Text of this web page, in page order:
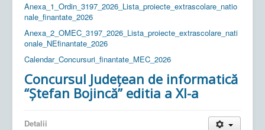
Anexa_1_Ordin_3197_2026_Lista_proiecte_extrascolare_natio
nale_finantate_2026
Anexa_2_OMEC_3197_2026_Lista_proiecte_extrascolare_nati
onale_NEfinantate_2026
Calendar_Concursuri_finantate_MEC_2026
Concursul Județean de informatică
“Ștefan Bojincă” editia a XI-a
Detalii